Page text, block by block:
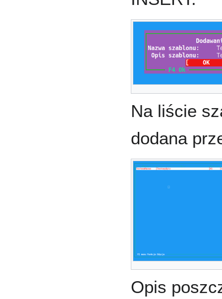
Na liście
dodana
Opis